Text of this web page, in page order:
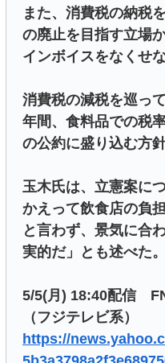
また、消費税の納税
の廃止を目指す立場
インボイスをなくせ
消費税の減税を巡っ
年間、食料品での税
の公約に盛り込む方針
玉木氏は、立憲案に
かえって飲食店の負
と言わず、景気に合
実的だ」とも述べた。
5/5(月) 18:40配信
（フジテレビ系）
https://